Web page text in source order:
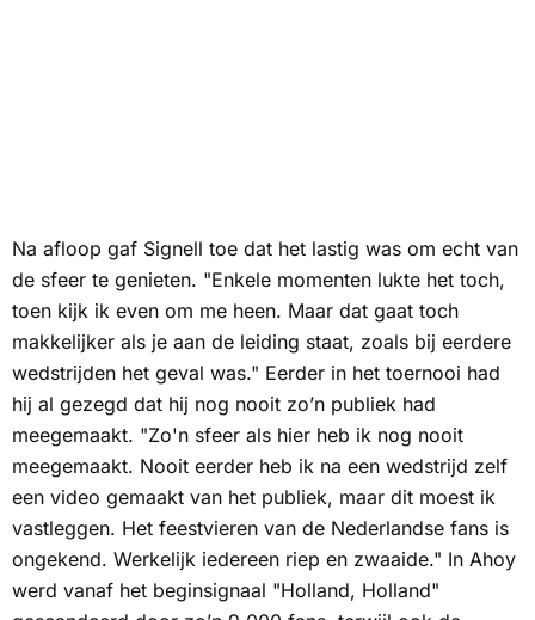
Na afloop gaf Signell toe dat het lastig was om echt van
de sfeer te genieten. "Enkele momenten lukte het toch,
toen kijk ik even om me heen. Maar dat gaat toch
makkelijker als je aan de leiding staat, zoals bij eerdere
wedstrijden het geval was." Eerder in het toernooi had
hij al gezegd dat hij nog nooit zo’n publiek had
meegemaakt. "Zo'n sfeer als hier heb ik nog nooit
meegemaakt. Nooit eerder heb ik na een wedstrijd zelf
een video gemaakt van het publiek, maar dit moest ik
vastleggen. Het feestvieren van de Nederlandse fans is
ongekend. Werkelijk iedereen riep en zwaaide." In Ahoy
werd vanaf het beginsignaal "Holland, Holland"